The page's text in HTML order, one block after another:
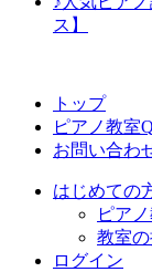
ス】
トップ
ピアノ教室
お問い合わ
はじめての
ピア
教室
ログイン